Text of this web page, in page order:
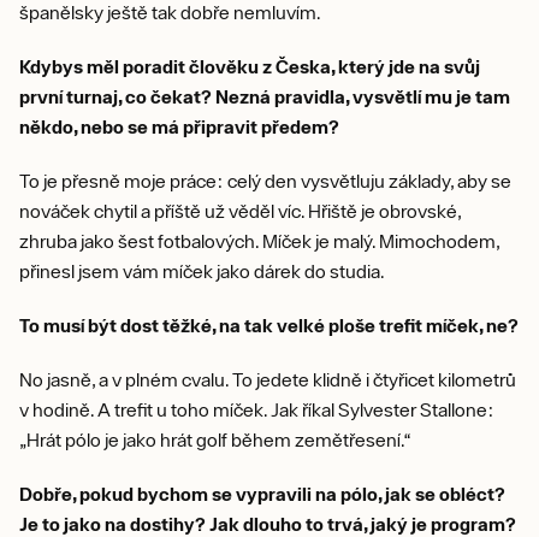
španělsky ještě tak dobře nemluvím.
Kdybys měl poradit člověku z Česka, který jde na svůj
první turnaj, co čekat? Nezná pravidla, vysvětlí mu je tam
někdo, nebo se má připravit předem?
To je přesně moje práce: celý den vysvětluju základy, aby se
nováček chytil a příště už věděl víc. Hřiště je obrovské,
zhruba jako šest fotbalových. Míček je malý. Mimochodem,
přinesl jsem vám míček jako dárek do studia.
To musí být dost těžké, na tak velké ploše trefit míček, ne?
No jasně, a v plném cvalu. To jedete klidně i čtyřicet kilometrů
v hodině. A trefit u toho míček. Jak říkal Sylvester Stallone:
„Hrát pólo je jako hrát golf během zemětřesení.“
Dobře, pokud bychom se vypravili na pólo, jak se obléct?
Je to jako na dostihy? Jak dlouho to trvá, jaký je program?